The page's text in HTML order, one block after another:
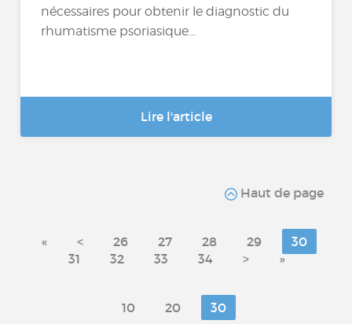
nécessaires pour obtenir le diagnostic du
rhumatisme psoriasique...
Lire l'article
Haut de page
« < 26 27 28 29
30
31
32 33 34 > »
10 20 30